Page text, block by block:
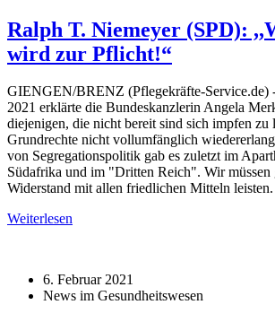
Ralph T. Niemeyer (SPD):
wird zur Pflicht!“
GIENGEN/BRENZ (Pflegekräfte-Service.de)
2021 erklärte die Bundeskanzlerin Angela
diejenigen, die nicht bereit sind sich impfen zu
Grundrechte nicht vollumfänglich
von Segregationspolitik gab es zuletzt im
Südafrika und im "Dritten Reich". Wir müssen
Widerstand mit allen friedlichen Mitteln leisten.
Weiterlesen
6. Februar 2021
News im Gesundheitswesen